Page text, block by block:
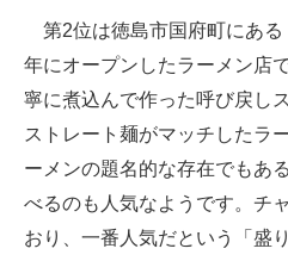
第2位は徳島市国府町にある
年にオープンしたラーメン店
寧に煮込んで作った呼び戻し
ストレート麺がマッチしたラ
ーメンの題名的な存在でもあ
べるのも人気なようです。チ
おり、一番人気だという「盛